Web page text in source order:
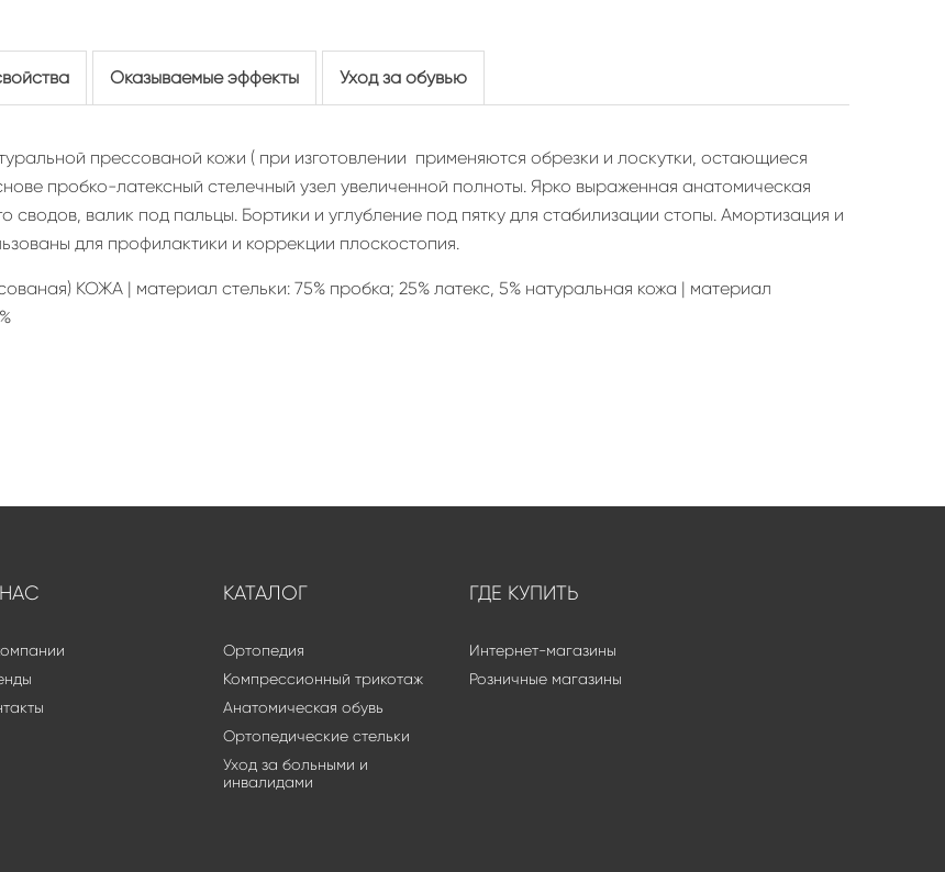
Оказываемые эффекты Уход за обувью
прессованой кожи ( при изготовлении применяются обрезки и лоскутки, остающиеся
пробко-латексный стелечный узел увеличенной полноты. Ярко выраженная анатомическая
валик под пальцы. Бортики и углубление под пятку для стабилизации стопы. Амортизация и
для профилактики и коррекции плоскостопия.
КОЖА | материал стельки: 75% пробка; 25% латекс, 5% натуральная кожа | материал
КАТАЛОГ
Ортопедия
Компрессионный трикотаж
Анатомическая обувь
Ортопедические стельки
Уход за больными и
инвалидами
ГДЕ КУПИТЬ
Интернет-магазины
Розничные магазины